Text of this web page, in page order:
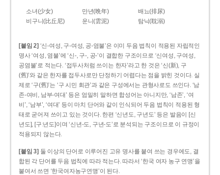
소녀(少女) 만년(晩年)
배뇨(排尿)
비구니(比丘尼)
운니(雲泥) 탐닉(耽溺)
[붙임 2] ‘신-여성, 구-여성, 공-염불’은 이미 두음 법칙이 적용된 자립적인
명사 ‘여성, 염불’에 ‘신-, 구-, 공-’이 결합한 구조이므로 ‘신여성, 구여성,
공염불’로 적는다. ‘접두사처럼 쓰이는 한자’라고 한 것은 ‘신(新), 구
(舊)’와 같은 한자를 접두사로만 단정하기 어렵다는 점을 밝힌 것이다. 실
제로 ‘구(舊)’는 ‘구 시민 회관’과 같은 구성에서는 관형사로도 쓰인다. ‘남
존­-여비, 남부-­여대’ 등은 엄밀히 말하면 합성어는 아니지만, ‘남존’, ‘여
비’, ‘남부’, ‘여대’ 등이 마치 단어와 같이 인식되어 두음 법칙이 적용된 형
태로 굳어져 쓰이고 있는 것이다. 한편 ‘신년도, 구년도’ 등은 발음이 [신
년도], [구ː년도]이며 ‘신년­-도, 구년-­도’로 분석되는 구조이므로 이 규정이
적용되지 않는다.
[붙임 3] 둘 이상의 단어로 이루어진 고유 명사를 붙여 쓰는 경우에도, 결
합된 각 단어를 두음 법칙에 따라 적는다. 따라서 ‘한국 여자 농구 연맹’을
붙여서 쓰면 ‘한국여자농구연맹’이 된다.